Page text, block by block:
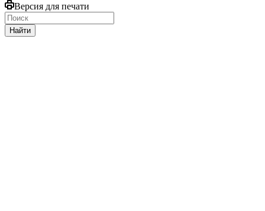
Версия для печати
Найти